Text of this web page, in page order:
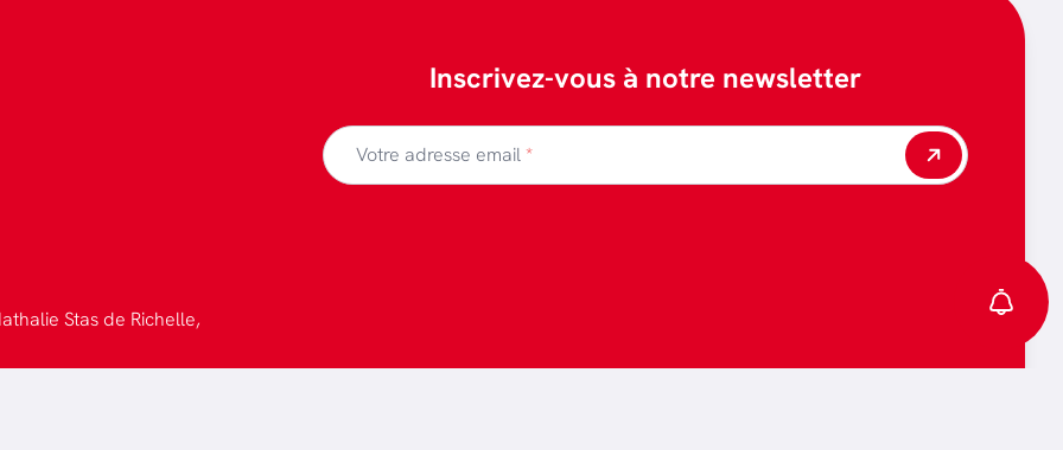
Stas de Richelle,
Inscrivez-vous à notre newsletter
Votre adresse email*